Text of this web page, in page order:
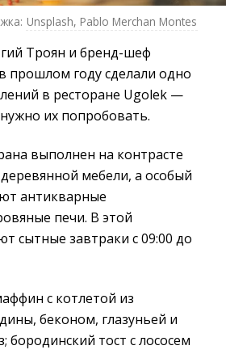
Unsplash, Pablo Merchan Montes
Троян и бренд-шеф
прошлом году сделали одно
в ресторане Ugolek —
их попробовать.
выполнен на контрасте
мебели, а особый
антикварные
печи. В этой
сытные завтраки с 09:00 до
с котлетой из
беконом, глазуньей и
бородинский тост с лососем